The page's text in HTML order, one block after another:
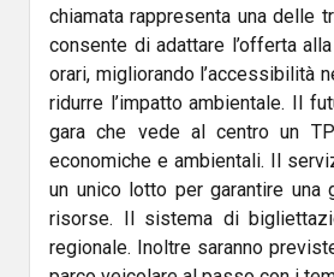
chiamata rappresenta una delle
consente di adattare l’offerta
orari, migliorando l’accessibilità
ridurre l’impatto ambientale. Il
gara che vede al centro un
economiche e ambientali. Il
un unico lotto per garantire
risorse. Il sistema di
regionale. Inoltre saranno